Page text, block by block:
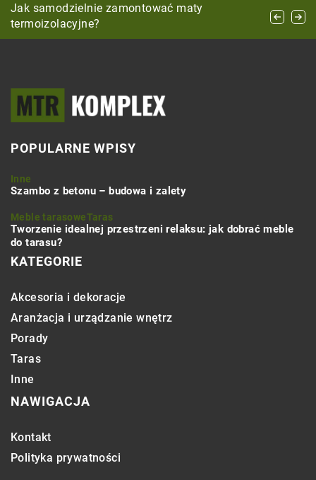
Jak wybrać idealny kominek ściany do domu:
poradnik dla początkujących
Jak samodzielnie zamontować maty
termoizolacyjne?
Jak wybrać mebel wypoczynkowy dla salonu?
POPULARNE WPISY
Inne
Szambo z betonu – budowa i zalety
Meble tarasoweTaras
Tworzenie idealnej przestrzeni relaksu: jak dobrać meble
do tarasu?
KATEGORIE
Akcesoria i dekoracje
Aranżacja i urządzanie wnętrz
Porady
Taras
Inne
NAWIGACJA
Kontakt
Polityka prywatności